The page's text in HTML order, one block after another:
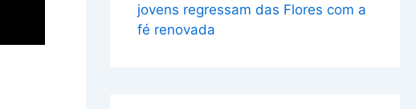
jovens regressam das Flores com a
fé renovada